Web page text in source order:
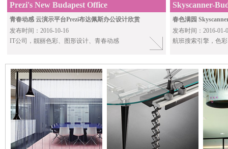
Prezi's New Budapest Office
青春动感 云演示平台Prezi布达佩斯办公设计欣赏
发布时间：2016-10-16
IT公司，靓丽色彩、图形设计、青春动感
Skyscanner-
春色满园
发布时间：2016-01-
航班搜索引擎，色